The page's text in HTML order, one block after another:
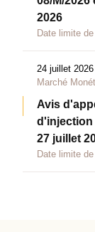
08/M/2026
2026
Date limite
24 juillet 2026
Marché
Avis
d'injection
27 juillet
Date limite